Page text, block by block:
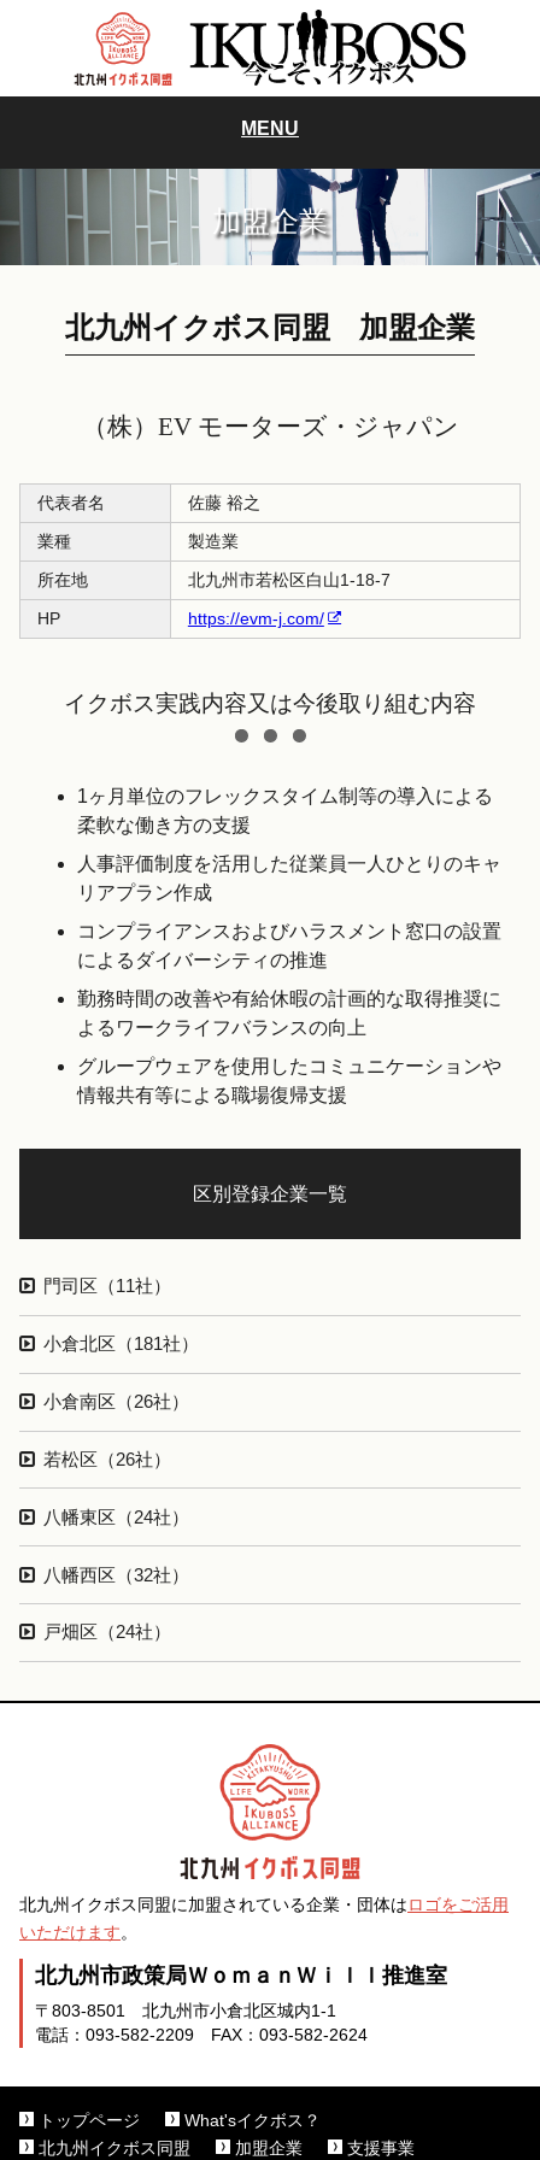
MENU
加盟企業
北九州イクボス同盟 加盟企業
（株）EV モーターズ・ジャパン
代表者名
佐藤 裕之
業種
製造業
所在地
北九州市若松区白山1-18-7
HP
https://evm-j.com/
イクボス実践内容又は今後取り組む内容
1ヶ月単位のフレックスタイム制等の導入による
柔軟な働き方の支援
人事評価制度を活用した従業員一人ひとりのキャ
リアプラン作成
コンプライアンスおよびハラスメント窓口の設置
によるダイバーシティの推進
勤務時間の改善や有給休暇の計画的な取得推奨に
よるワークライフバランスの向上
グループウェアを使用したコミュニケーションや
情報共有等による職場復帰支援
区別登録企業一覧
門司区（11社）
小倉北区（181社）
小倉南区（26社）
若松区（26社）
八幡東区（24社）
八幡西区（32社）
戸畑区（24社）
北九州イクボス同盟に加盟されている企業・団体は ロゴをご活用
いただけます 。
北九州市政策局ＷｏｍａｎＷｉｌｌ推進室
〒803-8501 北九州市小倉北区城内1-1
電話：093-582-2209 FAX：093-582-2624
トップページ
What'sイクボス？
北九州イクボス同盟
加盟企業 支援事業